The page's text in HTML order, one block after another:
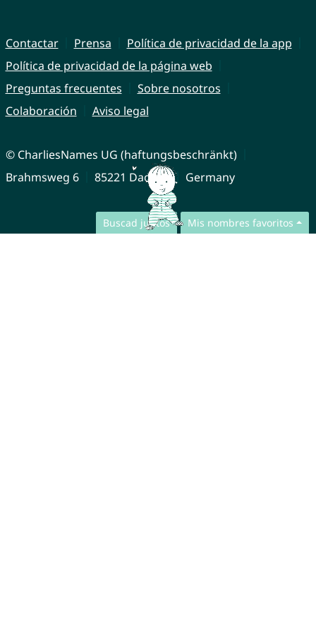
Buscad juntos Mis nombres favoritos
Contactar Prensa
Política de privacidad de la app
Política de privacidad de la página web
Preguntas frecuentes
Sobre nosotros
Colaboración
Aviso legal
© CharliesNames UG (haftungsbeschränkt)
Brahmsweg 6
85221 Dachau Germany